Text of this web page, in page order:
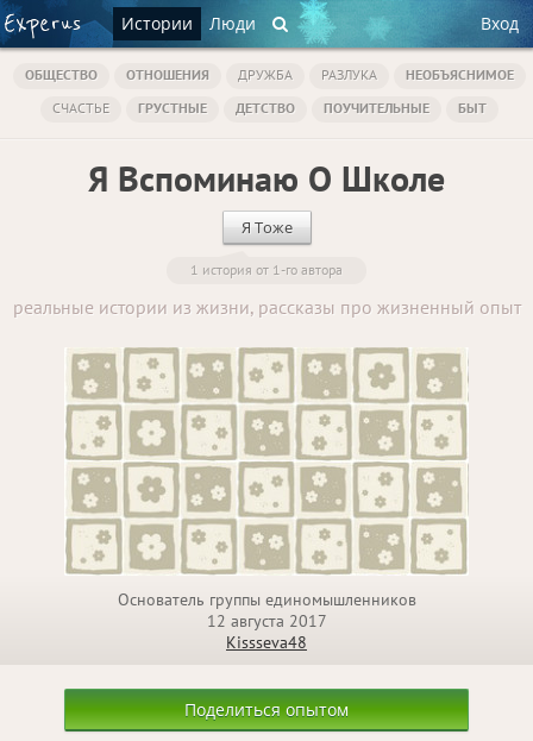
Истории Люди Вход
ОБЩЕСТВО ОТНОШЕНИЯ ДРУЖБА РАЗЛУКА
НЕОБЪЯСНИМОЕ
СЧАСТЬЕ
ГРУСТНЫЕ ДЕТСТВО ПОУЧИТЕЛЬНЫЕ БЫТ
Я Вспоминаю О Школе
Я Тоже
1 история от 1-го автора
реальные истории из жизни, рассказы про жизненный опыт
Основатель группы единомышленников
12 августа 2017
Kissseva48
Поделиться опытом